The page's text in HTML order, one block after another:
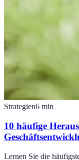
Strategien6 min
10 häufige
Lernen Sie die